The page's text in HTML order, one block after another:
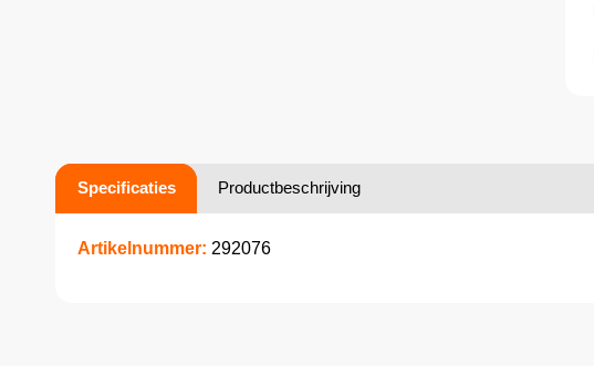
Specificaties Productbeschrijving
Artikelnummer: 292076